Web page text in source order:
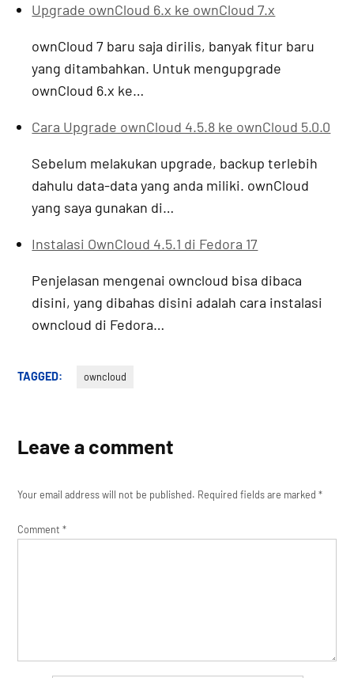
Upgrade ownCloud 6.x ke ownCloud 7.x
ownCloud 7 baru saja dirilis, banyak fitur baru
yang ditambahkan. Untuk mengupgrade
ownCloud 6.x ke…
Cara Upgrade ownCloud 4.5.8 ke ownCloud 5.0.0
Sebelum melakukan upgrade, backup terlebih
dahulu data-data yang anda miliki. ownCloud
yang saya gunakan di…
Instalasi OwnCloud 4.5.1 di Fedora 17
Penjelasan mengenai owncloud bisa dibaca
disini, yang dibahas disini adalah cara instalasi
owncloud di Fedora…
TAGGED: owncloud
Leave a comment
Your email address will not be published. Required fields are marked*
Comment*